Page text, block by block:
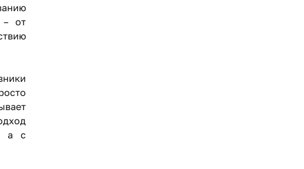
– от
а с